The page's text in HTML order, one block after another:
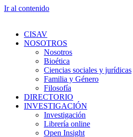
Ir al contenido
CISAV
NOSOTROS
Nosotros
Bioética
Ciencias sociales y jurídicas
Familia y Género
Filosofía
DIRECTORIO
INVESTIGACIÓN
Investigación
Librería online
Open Insight